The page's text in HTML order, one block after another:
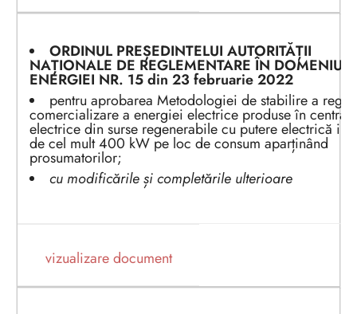
ORDINUL PREȘEDINTELUI AUTORITĂȚII
NAȚIONALE DE REGLEMENTARE ÎN DOMENIUL
ENERGIEI NR. 15din 23 februarie2022
pentru aprobarea Metodologiei de stabilire a
comercializare a energiei electrice produse în centrale
electrice din surse regenerabile cu putere electrică
de cel mult 400 kW pe loc de consum aparținând
prosumatorilor;
cu modificările și completările ulterioare
vizualizare document